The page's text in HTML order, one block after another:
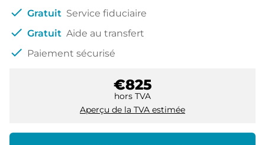
check Gratuit Service fiduciaire
check Gratuit Aide au transfert
check Paiement sécurisé
€825
hors TVA
Aperçu de la TVA estimée